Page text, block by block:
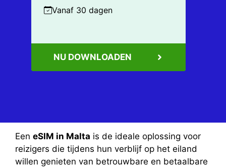
Vanaf 30 dagen
NU DOWNLOADEN
Een eSIM in Malta is de ideale oplossing voor
reizigers die tijdens hun verblijf op het eiland
willen genieten van betrouwbare en betaalbare